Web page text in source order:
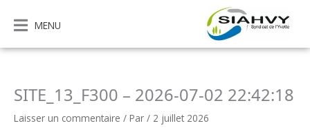
contenu
MENU
SITE_13_F300 – 2026-07-02 22:42:18
Laisser un commentaire / Par / 2 juillet 2026